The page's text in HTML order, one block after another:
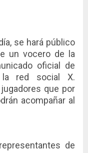
se hará público
un vocero de la
oficial de
la red social X.
que por
acompañar al
de